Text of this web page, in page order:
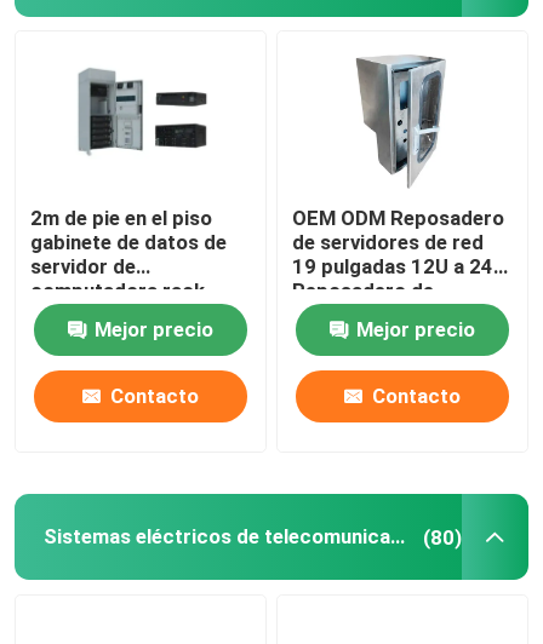
2m de pie en el piso
gabinete de datos de
servidor de
computadora rack
personalizable
MTS9604B-N20B1
Mejor precio
Contacto
OEM ODM Reposadero
de servidores de red
19 pulgadas 12U a 24U
Reposadero de
servidores SS316
SS304 Mejor precio
Contacto
Sistemas eléctricos de telecomunicaciones de corriente continua (80)